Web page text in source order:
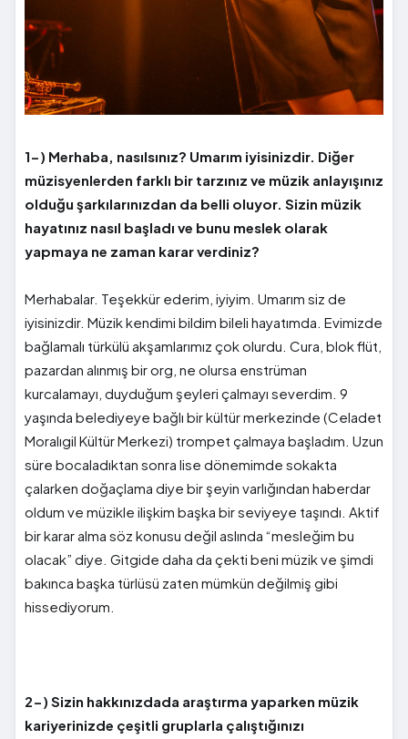
1-) Merhaba, nasılsınız? Umarım iyisinizdir. Diğer
müzisyenlerden farklı bir tarzınız ve müzik anlayışınız
olduğu şarkılarınızdan da belli oluyor. Sizin müzik
hayatınız nasıl başladı ve bunu meslek olarak
yapmaya ne zaman karar verdiniz?
Merhabalar. Teşekkür ederim, iyiyim. Umarım siz de
iyisinizdir. Müzik kendimi bildim bileli hayatımda. Evimizde
bağlamalı türkülü akşamlarımız çok olurdu. Cura, blok flüt,
pazardan alınmış bir org, ne olursa enstrüman
kurcalamayı, duyduğum şeyleri çalmayı severdim. 9
yaşında belediyeye bağlı bir kültür merkezinde (Celadet
Moralıgil Kültür Merkezi) trompet çalmaya başladım. Uzun
süre bocaladıktan sonra lise dönemimde sokakta
çalarken doğaçlama diye bir şeyin varlığından haberdar
oldum ve müzikle ilişkim başka bir seviyeye taşındı. Aktif
bir karar alma söz konusu değil aslında “mesleğim bu
olacak” diye. Gitgide daha da çekti beni müzik ve şimdi
bakınca başka türlüsü zaten mümkün değilmiş gibi
hissediyorum.
2-) Sizin hakkınızdada araştırma yaparken müzik
kariyerinizde çeşitli gruplarla çalıştığınızı